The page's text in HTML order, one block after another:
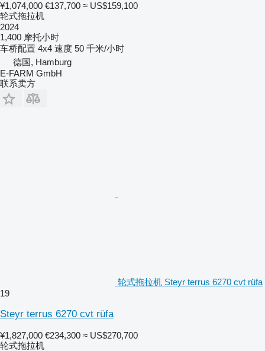
¥1,074,000 €137,700 ≈ US$159,100
轮式拖拉机
2024
1,400 摩托小时
车桥配置 4x4 速度 50 千米/小时
德国, Hamburg
E-FARM GmbH
联系卖方
轮式拖拉机 Steyr terrus 6270 cvt rüfa
19
Steyr terrus 6270 cvt rüfa
¥1,827,000 €234,300 ≈ US$270,700
轮式拖拉机